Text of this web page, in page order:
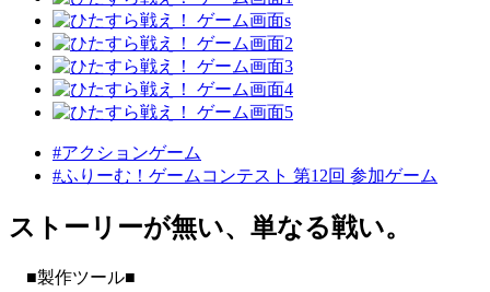
#アクションゲーム
#ふりーむ！ゲームコンテスト 第12回 参加ゲーム
ストーリーが無い、単なる戦い。
■製作ツール■